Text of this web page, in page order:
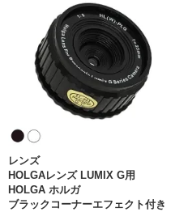
レンズ
HOLGAレンズ LUMIX G用
HOLGA ホルガ
ブラックコーナーエフェクト付き